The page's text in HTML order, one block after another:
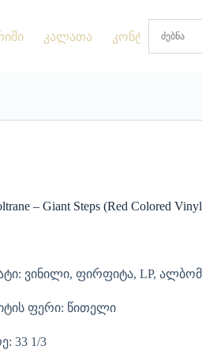
კალათა კონტაქტი
– Giant Steps (Red Colored
ვინილი, ფირფიტა, LP,
ფერი: წითელი
33 1/3